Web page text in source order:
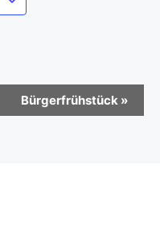
Bürgerfrühstück »